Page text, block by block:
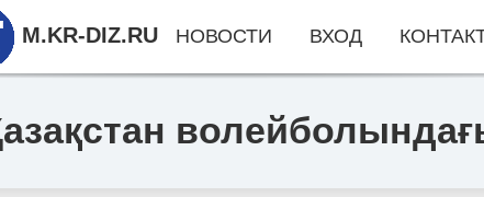
M.KR-DIZ.RU НОВОСТИ ВХОД